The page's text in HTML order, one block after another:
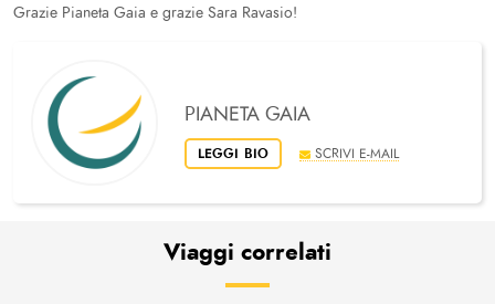
Grazie Pianeta Gaia e grazie Sara Ravasio!
PIANETA GAIA
SCRIVI E-MAIL
LEGGI BIO
Viaggi correlati